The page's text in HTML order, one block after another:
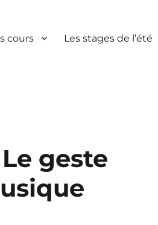
cours Les stages de l’été
geste